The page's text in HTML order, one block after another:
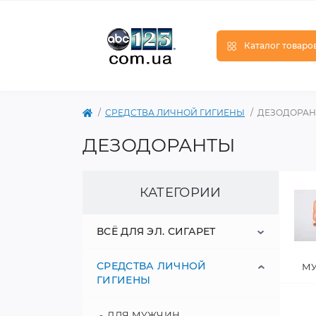
Каталог
СРЕДСТВА ЛИЧНОЙ ГИГИЕНЫ
ДЕЗОДОРАНТЫ
КАТЕГОРИИ
ВСЁ ДЛЯ ЭЛ. СИГАРЕТ
ЖИДКОСТИ ДЛЯ СИГАРЕТ
СРЕДСТВА ЛИЧНОЙ
ГИГИЕНЫ